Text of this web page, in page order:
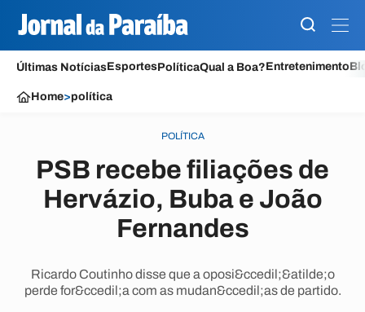
Últimas NotíciasEsportesPolíticaQual a Boa?Entretenimento
Home>política
POLÍTICA
PSB recebe filiações de
Hervázio, Buba e João
Fernandes
Ricardo Coutinho disse que a oposi&ccedil;&atilde;o
perde for&ccedil;a com as mudan&ccedil;as de partido.